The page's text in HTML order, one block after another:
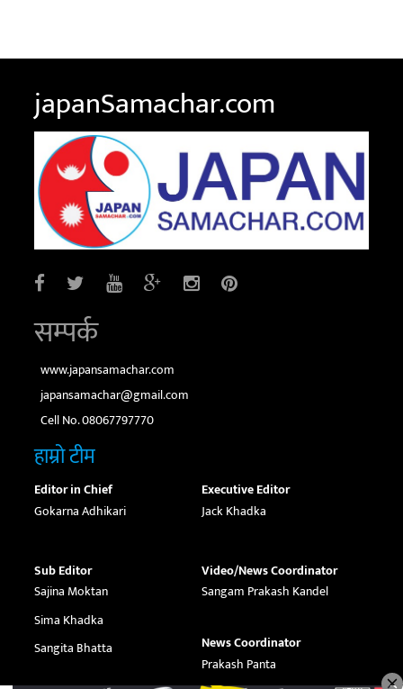
japanSamachar.com
सम्पर्क
www.japansamachar.com
japansamachar@gmail.com
Cell No. 08067797770
हाम्रो टीम
Editor in Chief
Gokarna Adhikari
Sub Editor
Sajina Moktan
Sima Khadka
Sangita Bhatta
Executive Editor
Jack Khadka
Video/News Coordinator
Sangam Prakash Kandel
News Coordinator
Prakash Panta